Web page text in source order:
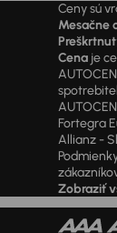
Ceny sú
Mesačne
Cena je
Fortegra
Allianz -
Zobraziť